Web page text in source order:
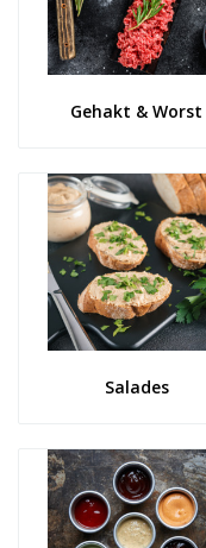
Gehakt & Worst
Salades